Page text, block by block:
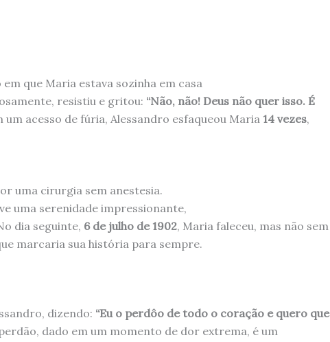
que Maria estava sozinha em casa
resistiu e gritou: “Não, não! Deus não quer isso. É
um acesso de fúria, Alessandro esfaqueou Maria 14 vezes,
uma cirurgia sem anestesia.
uma serenidade impressionante,
dia seguinte, 6 de julho de 1902, Maria faleceu, mas não sem
marcaria sua história para sempre.
dizendo: “Eu o perdôo de todo o coração e quero que
dado em um momento de dor extrema, é um